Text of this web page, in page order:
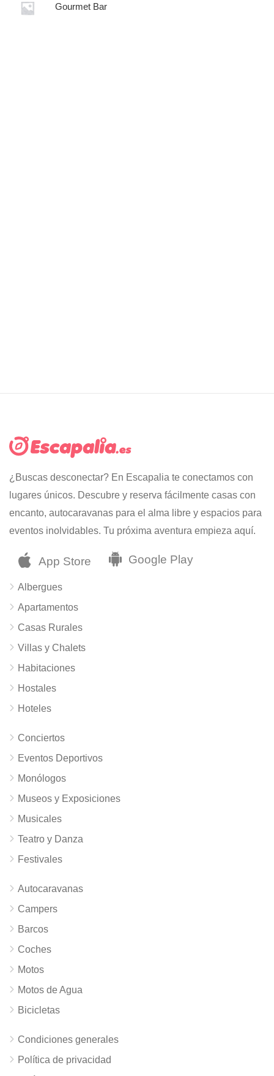
Gourmet Bar
¿Buscas desconectar? En Escapalia te conectamos con
lugares únicos. Descubre y reserva fácilmente casas con
encanto, autocaravanas para el alma libre y espacios para
eventos inolvidables. Tu próxima aventura empieza aquí.
Albergues
Apartamentos
Casas Rurales
Villas y Chalets
Habitaciones
Hostales
Hoteles
Conciertos
Eventos Deportivos
Monólogos
Museos y Exposiciones
Musicales
Teatro y Danza
Festivales
Autocaravanas
Campers
Barcos
Coches
Motos
Motos de Agua
Bicicletas
Condiciones generales
Política de privacidad